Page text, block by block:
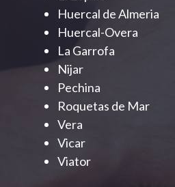
Huercal de Almeria
Huercal-Overa
La Garrofa
Nijar
Pechina
Roquetas de Mar
Vera
Vicar
Viator